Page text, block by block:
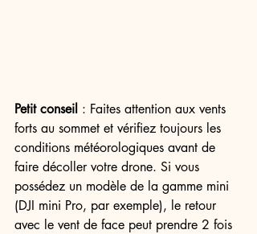
Petit conseil : Faites attention aux vents
forts au sommet et vérifiez toujours les
conditions météorologiques avant de
faire décoller votre drone. Si vous
possédez un modèle de la gamme mini
(DJI mini Pro, par exemple), le retour
avec le vent de face peut prendre 2 fois